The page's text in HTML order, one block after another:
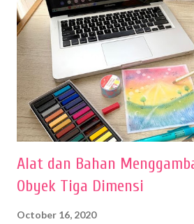
Alat dan Bahan
Obyek Tiga Dimensi
October 16, 2020